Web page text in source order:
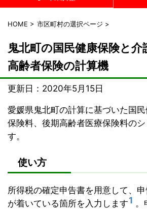
HOME > 市区町村の選択ページ >
鬼北町の国民健康保険と介
高齢者保険の計算機
更新日： 2020年5月15日
愛媛県鬼北町の計算に基づいた国
保険料、後期高齢者医療保険料の
す。
使い方
所得税の確定申告書を用意して、
が着いている箇所を入力します1 。